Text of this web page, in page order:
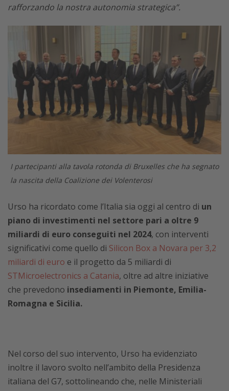
rafforzando la nostra autonomia strategica”.
I partecipanti alla tavola rotonda di Bruxelles che ha segnato
la nascita della Coalizione dei Volenterosi
Urso ha ricordato come l’Italia sia oggi al centro di un
piano di investimenti nel settore pari a oltre 9
miliardi di euro conseguiti nel 2024, con interventi
significativi come quello di Silicon Box a Novara per 3,2
miliardi di euro e il progetto da 5 miliardi di
STMicroelectronics a Catania, oltre ad altre iniziative
che prevedono insediamenti in Piemonte, Emilia-
Romagna e Sicilia.
Nel corso del suo intervento, Urso ha evidenziato
inoltre il lavoro svolto nell’ambito della Presidenza
italiana del G7, sottolineando che, nelle Ministeriali